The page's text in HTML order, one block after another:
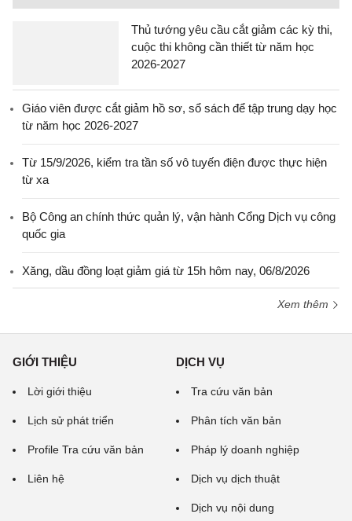
Thủ tướng yêu cầu cắt giảm các kỳ thi,
cuộc thi không cần thiết từ năm học
2026-2027
Giáo viên được cắt giảm hồ sơ, sổ sách để tập trung dạy học
từ năm học 2026-2027
Từ 15/9/2026, kiểm tra tần số vô tuyến điện được thực hiện
từ xa
Bộ Công an chính thức quản lý, vận hành Cổng Dịch vụ công
quốc gia
Xăng, dầu đồng loạt giảm giá từ 15h hôm nay, 06/8/2026
Xem thêm
GIỚI THIỆU
Lời giới thiệu
Lịch sử phát triển
Profile Tra cứu văn bản
Liên hệ
DỊCH VỤ
Tra cứu văn bản
Phân tích văn bản
Pháp lý doanh nghiệp
Dịch vụ dịch thuật
Dịch vụ nội dung